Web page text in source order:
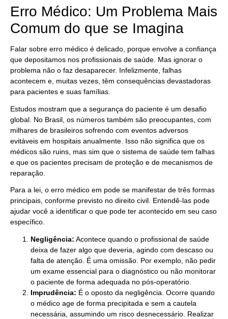
Erro Médico: Um Problema Mais
Comum do que se Imagina
Falar sobre erro médico é delicado, porque envolve a confiança
que depositamos nos profissionais de saúde. Mas ignorar o
problema não o faz desaparecer. Infelizmente, falhas
acontecem e, muitas vezes, têm consequências devastadoras
para pacientes e suas famílias.
Estudos mostram que a segurança do paciente é um desafio
global. No Brasil, os números também são preocupantes, com
milhares de brasileiros sofrendo com eventos adversos
evitáveis em hospitais anualmente. Isso não significa que os
médicos são ruins, mas sim que o sistema de saúde tem falhas
e que os pacientes precisam de proteção e de mecanismos de
reparação.
Para a lei, o erro médico em pode se manifestar de três formas
principais, conforme previsto no direito civil. Entendê-las pode
ajudar você a identificar o que pode ter acontecido em seu caso
específico.
Negligência: Acontece quando o profissional de saúde
deixa de fazer algo que deveria, agindo com descaso ou
falta de atenção. É uma omissão. Por exemplo, não pedir
um exame essencial para o diagnóstico ou não monitorar
o paciente de forma adequada no pós-operatório.
Imprudência: É o oposto da negligência. Ocorre quando
o médico age de forma precipitada e sem a cautela
necessária, assumindo um risco desnecessário. Realizar